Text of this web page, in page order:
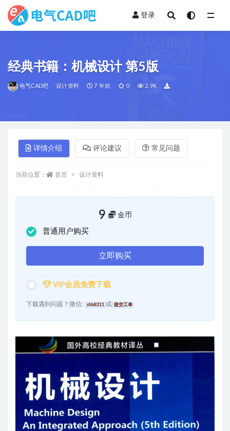
登录
经典书籍：机械设计 第5版
电气CAD吧 设计资料 7 年前 0 2.9K
详情介绍 评论建议 常见问题
当前位置： 首页 设计资料
9 金币
普通用户购买
立即购买
VIP会员免费下载
下载遇到问题？微信: shb8311 或 提交工单